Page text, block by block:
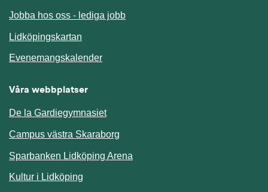
Jobba hos oss - lediga jobb
Lidköpingskartan
EvenemangskalenderLänk till annan webbplats.
Våra webbplatser
De la Gardiegymnasiet
Campus västra Skaraborg
Sparbanken Lidköping Arena
Kultur i Lidköping